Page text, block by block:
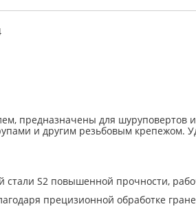
предназначены для
и другим резьбовым крепежом.
S2 повышенной прочности,
прецизионной обработке